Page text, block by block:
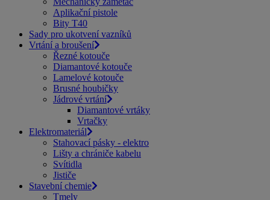
Aplikační pistole
Bity T40
Sady pro ukotvení vazníků
Vrtání a broušení
Řezné kotouče
Diamantové kotouče
Lamelové kotouče
Brusné houbičky
Jádrové vrtání
Diamantové vrtáky
Vrtačky
Elektromateriál
Stahovací pásky - elektro
Lišty a chrániče kabelu
Svítidla
Jističe
Stavební chemie
Tmely